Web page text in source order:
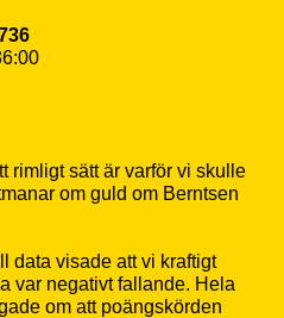
rimligt sätt är varför vi skulle
om guld om Berntsen
data visade att vi kraftigt
var negativt fallande. Hela
om att poängskörden